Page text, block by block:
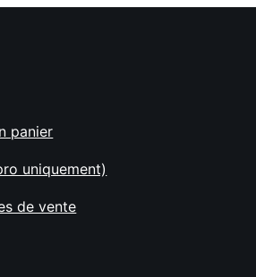
panier
uniquement)
de vente